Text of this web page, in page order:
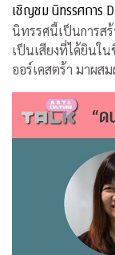
เชิญชม นิทรรศการ
นิทรรศนี้เป็นการสร้
เป็นเสียงที่ได้ยินใน
ออร์เคสตร้า มาผส
คุ้นหู ผ่านกระบวน